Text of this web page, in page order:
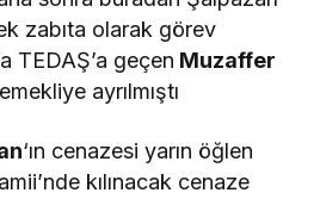
zabıta olarak görev
TEDAŞ’a geçen Muzaffer
ayrılmıştı
‘ın cenazesi yarın öğlen
kılınacak cenaze